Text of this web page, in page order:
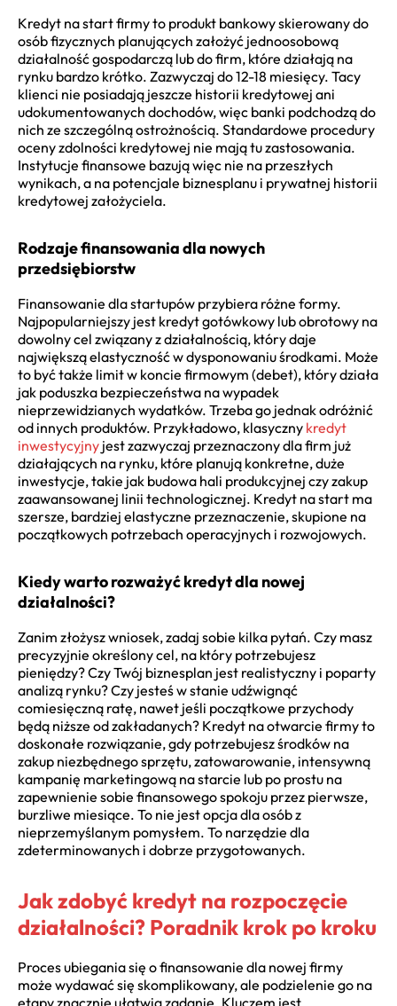
Kredyt na start firmy to produkt bankowy skierowany do
osób fizycznych planujących założyć jednoosobową
działalność gospodarczą lub do firm, które działają na
rynku bardzo krótko. Zazwyczaj do 12-18 miesięcy. Tacy
klienci nie posiadają jeszcze historii kredytowej ani
udokumentowanych dochodów, więc banki podchodzą do
nich ze szczególną ostrożnością. Standardowe procedury
oceny zdolności kredytowej nie mają tu zastosowania.
Instytucje finansowe bazują więc nie na przeszłych
wynikach, a na potencjale biznesplanu i prywatnej historii
kredytowej założyciela.
Rodzaje finansowania dla nowych
przedsiębiorstw
Finansowanie dla startupów przybiera różne formy.
Najpopularniejszy jest kredyt gotówkowy lub obrotowy na
dowolny cel związany z działalnością, który daje
największą elastyczność w dysponowaniu środkami. Może
to być także limit w koncie firmowym (debet), który działa
jak poduszka bezpieczeństwa na wypadek
nieprzewidzianych wydatków. Trzeba go jednak odróżnić
od innych produktów. Przykładowo, klasyczny kredyt
inwestycyjny jest zazwyczaj przeznaczony dla firm już
działających na rynku, które planują konkretne, duże
inwestycje, takie jak budowa hali produkcyjnej czy zakup
zaawansowanej linii technologicznej. Kredyt na start ma
szersze, bardziej elastyczne przeznaczenie, skupione na
początkowych potrzebach operacyjnych i rozwojowych.
Kiedy warto rozważyć kredyt dla nowej
działalności?
Zanim złożysz wniosek, zadaj sobie kilka pytań. Czy masz
precyzyjnie określony cel, na który potrzebujesz
pieniędzy? Czy Twój biznesplan jest realistyczny i poparty
analizą rynku? Czy jesteś w stanie udźwignąć
comiesięczną ratę, nawet jeśli początkowe przychody
będą niższe od zakładanych? Kredyt na otwarcie firmy to
doskonałe rozwiązanie, gdy potrzebujesz środków na
zakup niezbędnego sprzętu, zatowarowanie, intensywną
kampanię marketingową na starcie lub po prostu na
zapewnienie sobie finansowego spokoju przez pierwsze,
burzliwe miesiące. To nie jest opcja dla osób z
nieprzemyślanym pomysłem. To narzędzie dla
zdeterminowanych i dobrze przygotowanych.
Jak zdobyć kredyt na rozpoczęcie
działalności? Poradnik krok po kroku
Proces ubiegania się o finansowanie dla nowej firmy
może wydawać się skomplikowany, ale podzielenie go na
etapy znacznie ułatwia zadanie. Kluczem jest